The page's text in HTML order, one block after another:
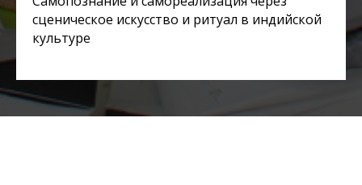
сценическое искусство и ритуал в индийской
культуре